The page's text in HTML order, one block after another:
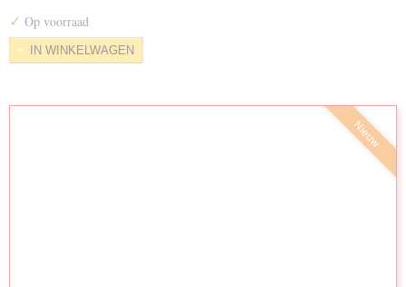
LuisterBoeken Gebruikt
Zeldzame DVD's
✓ Op voorraad
IN WINKELWAGEN
Nieuw